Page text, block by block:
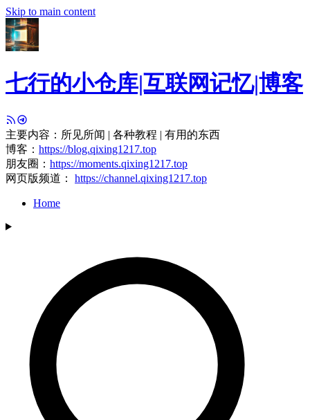
Skip to main content
七行的小仓库|互联网记忆|博客
主要内容：所见所闻 | 各种教程 | 有用的东西
博客： https://blog.qixing1217.top
朋友圈： https://moments.qixing1217.top
网页版频道： https://channel.qixing1217.top
Home